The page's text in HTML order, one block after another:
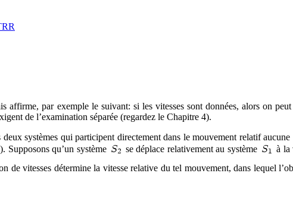
affirme, par exemple le suivant: si les vitesses sont données, alors on
de l’examination séparée (regardez le Chapitre 4).
systèmes qui participent directement dans le mouvement relatif
Supposons qu’un système
se déplace relativement au système à la
de vitesses détermine la vitesse relative du tel mouvement, dans lequel